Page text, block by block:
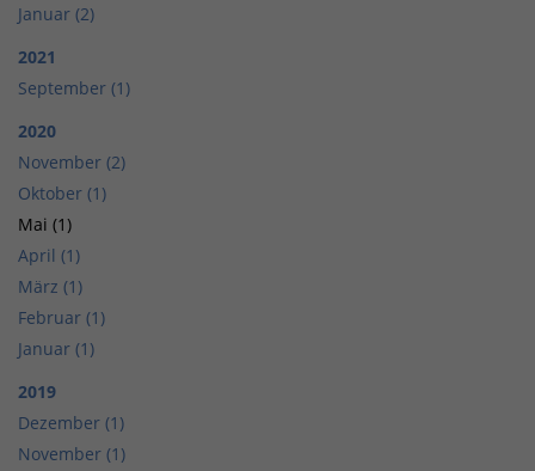
Januar (2)
2021
September (1)
2020
November (2)
Oktober (1)
Mai (1)
April (1)
März (1)
Februar (1)
Januar (1)
2019
Dezember (1)
November (1)